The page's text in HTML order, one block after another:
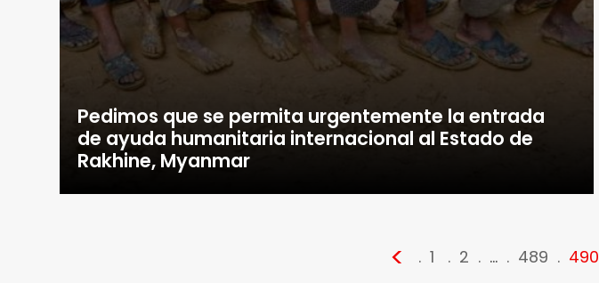
Pedimos que se permita urgentemente la entrada
de ayuda humanitaria internacional al Estado de
Rakhine, Myanmar
< 1 2 … 489 490